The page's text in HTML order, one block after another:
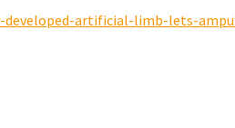
artificial-limb-lets-